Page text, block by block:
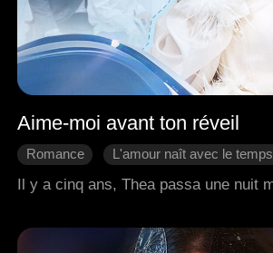
Aime-moi avant ton réveil
Romance
L'amour naît avec le temps